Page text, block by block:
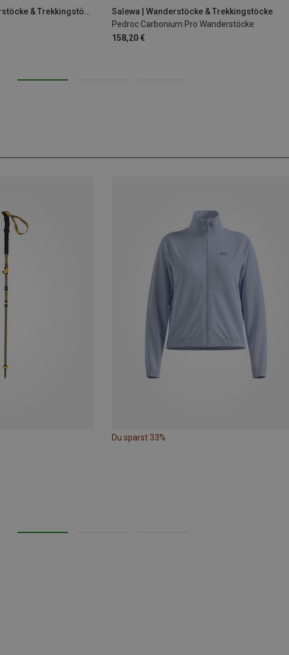
Black Diamond | Wanderstöcke & Trekkingstöcke
Salewa | Wanderstöcke & Trekkingstöcke
Pedroc Carbonium Pro Wanderstöcke
158,20 €
Du sparst 33%